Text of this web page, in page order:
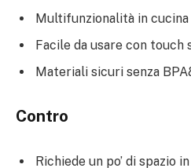
Multifunzionalità in cucina
Facile da usare con touch
Materiali sicuri senza
Contro
Richiede un po’ di spazio